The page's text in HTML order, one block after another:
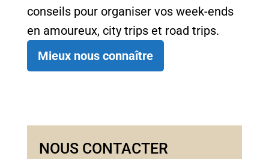
conseils pour organiser vos week-ends
en amoureux, city trips et road trips.
Mieux nous connaître
NOUS CONTACTER